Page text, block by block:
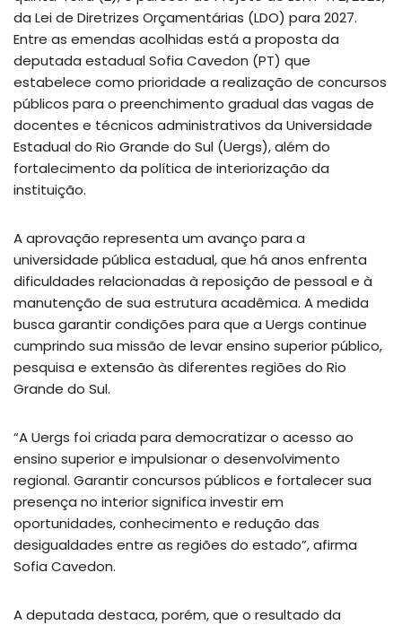
da Lei de Diretrizes Orçamentárias (LDO) para 2027.
Entre as emendas acolhidas está a proposta da
deputada estadual Sofia Cavedon (PT) que
estabelece como prioridade a realização de concursos
públicos para o preenchimento gradual das vagas de
docentes e técnicos administrativos da Universidade
Estadual do Rio Grande do Sul (Uergs), além do
fortalecimento da política de interiorização da
instituição.
A aprovação representa um avanço para a
universidade pública estadual, que há anos enfrenta
dificuldades relacionadas à reposição de pessoal e à
manutenção de sua estrutura acadêmica. A medida
busca garantir condições para que a Uergs continue
cumprindo sua missão de levar ensino superior público,
pesquisa e extensão às diferentes regiões do Rio
Grande do Sul.
“A Uergs foi criada para democratizar o acesso ao
ensino superior e impulsionar o desenvolvimento
regional. Garantir concursos públicos e fortalecer sua
presença no interior significa investir em
oportunidades, conhecimento e redução das
desigualdades entre as regiões do estado”, afirma
Sofia Cavedon.
A deputada destaca, porém, que o resultado da